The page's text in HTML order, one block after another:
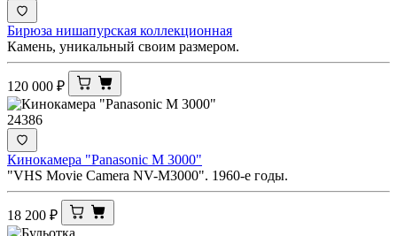
Бирюза нишапурская коллекционная
Камень, уникальный своим размером.
120 000 ₽
24386
Кинокамера "Panasonic M 3000"
"VHS Movie Camera NV-M3000". 1960-е годы.
18 200 ₽